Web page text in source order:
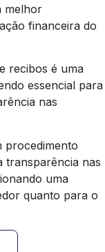
melhor
financeira do
recibos é uma
essencial para
nas
procedimento
transparência nas
uma
quanto para o